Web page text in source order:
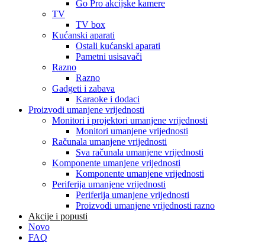
Go Pro akcijske kamere
TV
TV box
Kućanski aparati
Ostali kućanski aparati
Pametni usisavači
Razno
Razno
Gadgeti i zabava
Karaoke i dodaci
Proizvodi umanjene vrijednosti
Monitori i projektori umanjene vrijednosti
Monitori umanjene vrijednosti
Računala umanjene vrijednosti
Sva računala umanjene vrijednosti
Komponente umanjene vrijednosti
Komponente umanjene vrijednosti
Periferija umanjene vrijednosti
Periferija umanjene vrijednosti
Proizvodi umanjene vrijednosti razno
Akcije i popusti
Novo
FAQ